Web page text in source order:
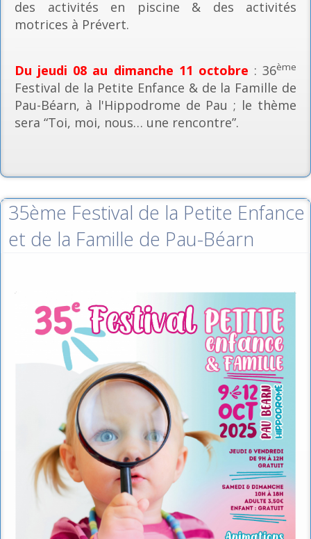
des activités en piscine & des activités
motrices à Prévert.
Du jeudi 08 au dimanche 11 octobre : 36ème
Festival de la Petite Enfance & de la Famille de
Pau-Béarn, à l'Hippodrome de Pau ; le thème
sera “Toi, moi, nous… une rencontre”.
35ème Festival de la Petite Enfance
et de la Famille de Pau-Béarn